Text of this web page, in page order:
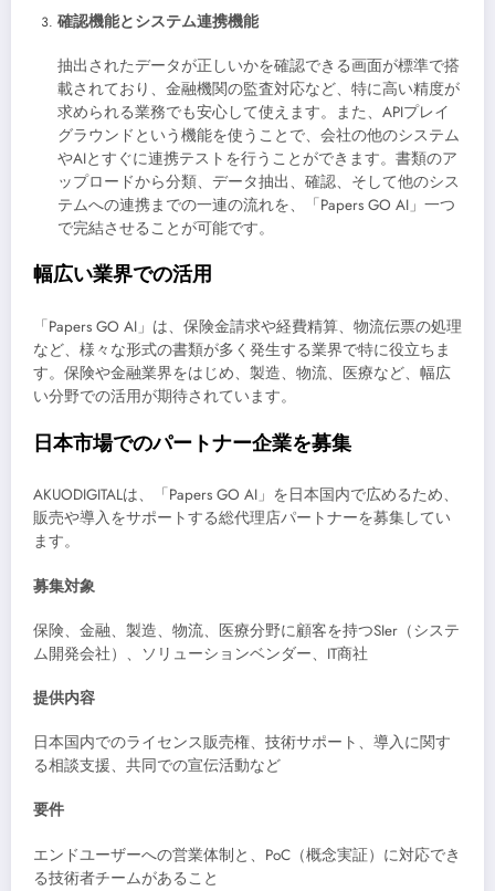
確認機能とシステム連携機能
抽出されたデータが正しいかを確認できる画面が標準で搭
載されており、金融機関の監査対応など、特に高い精度が
求められる業務でも安心して使えます。また、APIプレイ
グラウンドという機能を使うことで、会社の他のシステム
やAIとすぐに連携テストを行うことができます。書類のア
ップロードから分類、データ抽出、確認、そして他のシス
テムへの連携までの一連の流れを、「Papers GO AI」一つ
で完結させることが可能です。
幅広い業界での活用
「Papers GO AI」は、保険金請求や経費精算、物流伝票の処理
など、様々な形式の書類が多く発生する業界で特に役立ちま
す。保険や金融業界をはじめ、製造、物流、医療など、幅広
い分野での活用が期待されています。
日本市場でのパートナー企業を募集
AKUODIGITALは、「Papers GO AI」を日本国内で広めるため、
販売や導入をサポートする総代理店パートナーを募集してい
ます。
募集対象
保険、金融、製造、物流、医療分野に顧客を持つSIer（システ
ム開発会社）、ソリューションベンダー、IT商社
提供内容
日本国内でのライセンス販売権、技術サポート、導入に関す
る相談支援、共同での宣伝活動など
要件
エンドユーザーへの営業体制と、PoC（概念実証）に対応でき
る技術者チームがあること